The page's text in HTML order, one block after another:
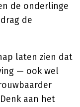
de onderlinge
de
laten zien dat
— ook wel
aan het